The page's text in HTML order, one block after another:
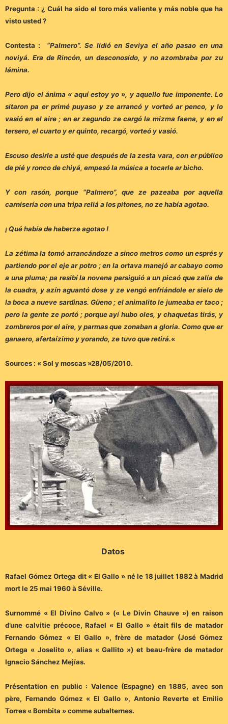
Pregunta : ¿ Cuál ha sido el toro más valiente y más noble que ha
visto usted ?
Contesta :
“Palmero”. Se lidió en Seviya el año pasao en una
noviyá. Era de Rincón, un desconosido, y no azombraba por zu
lámina.
Pero dijo el ánima « aquí estoy yo », y aquello fue imponente. Lo
sitaron pa er primé puyaso y ze arrancó y vorteó ar penco, y lo
vasió en el aire ; en er zegundo ze cargó la mizma faena, y en el
tersero, el cuarto y er quinto, recargó, vorteó y vasió.
Escuso desirle a usté que después de la zesta vara, con er público
de pié y ronco de chiyá, empesó la música a tocarle ar bicho.
Y con rasón, porque “Palmero”, que ze pazeaba por aquella
carnisería con una tripa reliá a los pitones, no ze había agotao.
¡ Qué había de haberze agotao !
La zétima la tomó arrancándoze a sinco metros como un esprés y
partiendo por el eje ar potro ; en la ortava manejó ar cabayo como
a una pluma; pa resibí la novena persiguió a un picaó que zalía de
la cuadra, y azín aguantó dose y ze vengó enfriándole er sielo de
la boca a nueve sardinas. Güeno ; el animalito le jumeaba er taco ;
pero la gente ze portó ; porque ayí hubo oles, y chaquetas tirás, y
zombreros por el aire, y parmas que zonaban a gloria. Como que er
ganaero, afertaízimo y yorando, ze tuvo que retirá.«
Sources : « Sol y moscas »28/05/2010.
Datos
Rafael Gómez Ortega dit « El Gallo » né le 18 juillet 1882 à Madrid
mort le 25 mai 1960 à Séville.
Surnommé « El Divino Calvo » (« Le Divin Chauve ») en raison
d’une calvitie précoce, Rafael « El Gallo » était fils de matador
Fernando Gómez « El Gallo », frère de matador (José Gómez
Ortega « Joselito », alias « Gallito ») et beau-frère de matador
Ignacio Sánchez Mejías.
Présentation en public : Valence (Espagne) en 1885, avec son
père, Fernando Gómez « El Gallo », Antonio Reverte et Emilio
Torres « Bombita » comme subalternes.